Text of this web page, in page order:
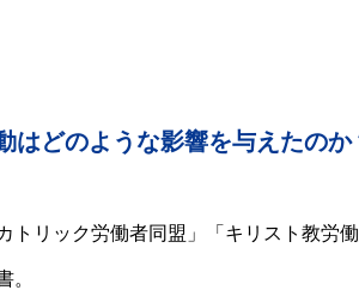
はどのような影響を与えたのか
トリック労働者同盟」「キリスト教労
。